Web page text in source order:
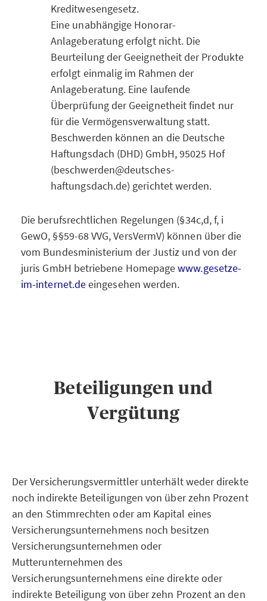
Kreditwesengesetz.
Eine unabhängige Honorar-
Anlageberatung erfolgt nicht. Die
Beurteilung der Geeignetheit der Produkte
erfolgt einmalig im Rahmen der
Anlageberatung. Eine laufende
Überprüfung der Geeignetheit findet nur
für die Vermögensverwaltung statt.
Beschwerden können an die Deutsche
Haftungsdach (DHD) GmbH, 95025 Hof
(beschwerden@deutsches-
haftungsdach.de) gerichtet werden.
Die berufsrechtlichen Regelungen (§34c,d, f, i
GewO, §§59-68 VVG, VersVermV) können über die
vom Bundesministerium der Justiz und von der
juris GmbH betriebene Homepagewww.gesetze-
im-internet.deeingesehen werden.
Beteiligungen und
Vergütung
Der Versicherungsvermittler unterhält weder direkte
noch indirekte Beteiligungen von über zehn Prozent
an den Stimmrechten oder am Kapital eines
Versicherungsunternehmens noch besitzen
Versicherungsunternehmen oder
Mutterunternehmen des
Versicherungsunternehmens eine direkte oder
indirekte Beteiligung von über zehn Prozent an den